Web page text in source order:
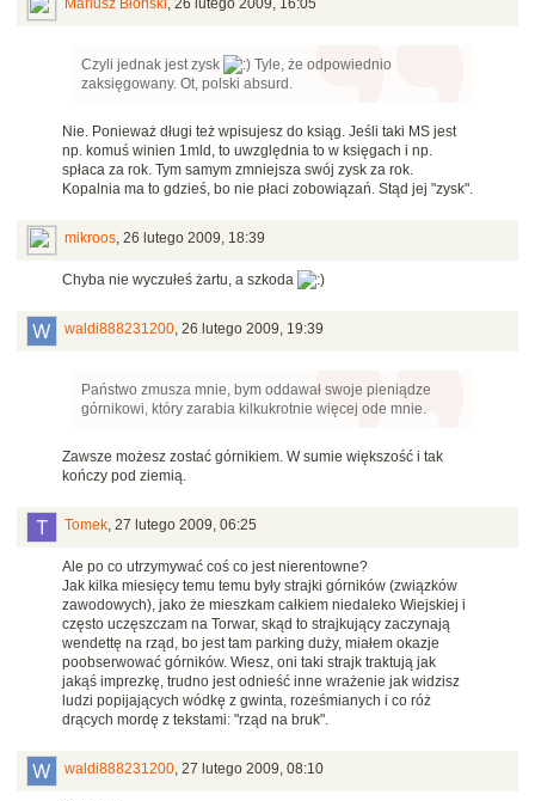
Mariusz Błoński, 26 lutego 2009, 16:05
Czyli jednak jest zysk
Tyle, że odpowiednio
zaksięgowany. Ot, polski absurd.
Nie. Ponieważ długi też wpisujesz do ksiąg. Jeśli taki MS jest
np. komuś winien 1mld, to uwzględnia to w księgach i np.
spłaca za rok. Tym samym zmniejsza swój zysk za rok.
Kopalnia ma to gdzieś, bo nie płaci zobowiązań. Stąd jej "zysk".
mikroos, 26 lutego 2009, 18:39
Chyba nie wyczułeś żartu, a szkoda
waldi888231200, 26 lutego 2009, 19:39
Państwo zmusza mnie, bym oddawał swoje pieniądze
górnikowi, który zarabia kilkukrotnie więcej ode mnie.
Zawsze możesz zostać górnikiem. W sumie większość i tak
kończy pod ziemią.
Tomek, 27 lutego 2009, 06:25
Ale po co utrzymywać coś co jest nierentowne?
Jak kilka miesięcy temu temu były strajki górników (związków
zawodowych), jako że mieszkam całkiem niedaleko Wiejskiej i
często uczęszczam na Torwar, skąd to strajkujący zaczynają
wendettę na rząd, bo jest tam parking duży, miałem okazje
poobserwować górników. Wiesz, oni taki strajk traktują jak
jakąś imprezkę, trudno jest odnieść inne wrażenie jak widzisz
ludzi popijających wódkę z gwinta, roześmianych i co róż
drących mordę z tekstami: "rząd na bruk".
waldi888231200, 27 lutego 2009, 08:10